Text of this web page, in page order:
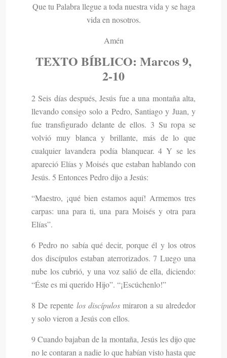
Que tu Palabra llegue a toda nuestra vida y se haga
vida en nosotros.
Amén
TEXTO BÍBLICO: Marcos 9,
2-10
2 Seis días después, Jesús fue a una montaña alta,
llevando consigo solo a Pedro, Santiago y Juan, y
fue transfigurado delante de ellos. 3 Su ropa se
volvió muy blanca y brillante, más de lo que
cualquier lavandera podía blanquear. 4 Y se les
apareció Elías y Moisés que estaban hablando con
Jesús. 5 Entonces Pedro dijo a Jesús:
“Maestro, ¡qué bien estamos aquí! Armemos tres
carpas: una para ti, una para Moisés y otra para
Elías”.
6 Pedro no sabía qué decir, porque él y los otros
dos discípulos estaban aterrorizados. 7 Luego una
nube los cubrió, y una voz salió de ella, diciendo:
“Éste es mi querido Hijo”. “¡Escúchenlo!”
8 De repente los discípulosmiraron a su alrededor
y solo vieron a Jesús con ellos.
9 Cuando bajaban de la montaña, Jesús les dijo que
no le contaran a nadie lo que habían visto hasta que